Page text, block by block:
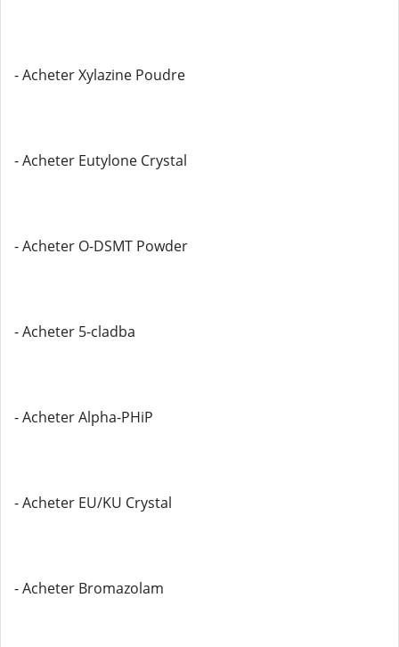
- Acheter Xylazine Poudre
- Acheter Eutylone Crystal
- Acheter O-DSMT Powder
- Acheter 5-cladba
- Acheter Alpha-PHiP
- Acheter EU/KU Crystal
- Acheter Bromazolam